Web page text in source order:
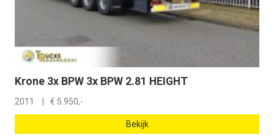
Krone 3x BPW 3x BPW 2.81 HEIGHT
2011 € 5.950,-
Bekijk